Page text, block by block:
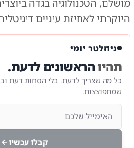
מושלם, הטכנולוגיה בגדה
היוקרתי לאחיזת עיניים
ניוזלטר יומי
תהיוהראשונים לדעת.
כל מה שצריך לדעת. בלי הסחות דעת
שמתפוצצות.
קבלו עכשיו